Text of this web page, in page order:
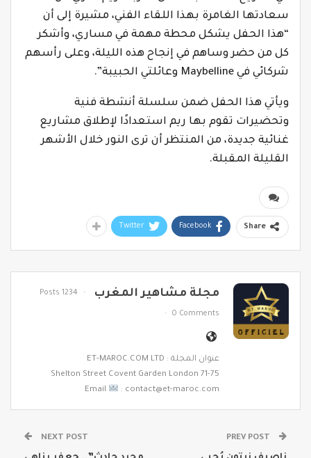
سعادتها الغامرة بهذا اللقاء الفني، مشيرة إلى أن
“هذا الحفل يشكل محطة مهمة في مساري، وأشكر
كل من حضر وساهم في إنجاح هذه الليلة، وعلى رأسهم
شركائي في Maybelline وعائلتي الحبيبة”.
ويأتي هذا الحفل ضمن سلسلة أنشطة فنية
وتحضيرات تقوم بها ريم استعدادًا لإطلاق مشاريع
غنائية جديدة، من المنتظر أن ترى النور خلال الأشهر
القليلة المقبلة.
Share
Facebook
Twitter
مجلة مشاهير المغرب 1234 Posts
0 Comments
عنوان المجلة : ET-MAROC.COM LTD
71-75 Shelton Street Covent Garden London
Email
: contact@et-maroc.com
NEXT POST